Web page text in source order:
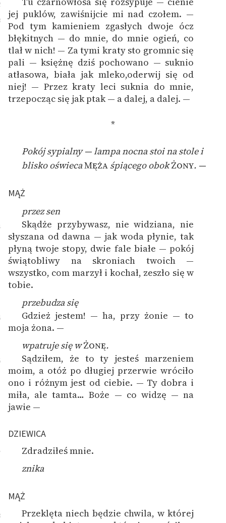
jej puklów, zawiśnijcie mi nad czołem. —
Pod tym kamieniem zgasłych dwoje ócz
błękitnych — do mnie, do mnie ogień, co
tlał w nich! — Za tymi kraty sto gromnic się
pali — księżnę dziś pochowano — suknio
atłasowa, biała jak mleko,oderwij się od
niej! — Przez kraty leci suknia do mnie,
trzepocząc się jak ptak — a dalej, a dalej. —
*
Pokój sypialny — lampa nocna stoi na stole i
blisko oświecaMęża śpiącego obokŻony. —
MĄŻ
przez sen
Skądże przybywasz, nie widziana, nie
słyszana od dawna — jak woda płynie, tak
płyną twoje stopy, dwie fale białe — pokój
świątobliwy na skroniach twoich —
wszystko, com marzył i kochał, zeszło się w
tobie.
przebudza się
Gdzież jestem! — ha, przy żonie — to
moja żona. —
wpatruje się wŻonę.
Sądziłem, że to ty jesteś marzeniem
moim, a otóż po długiej przerwie wróciło
ono i różnym jest od ciebie. — Ty dobra i
miła, ale tamta… Boże — co widzę — na
jawie —
DZIEWICA
Zdradziłeś mnie.
znika
MĄŻ
Przeklęta niech będzie chwila, w której